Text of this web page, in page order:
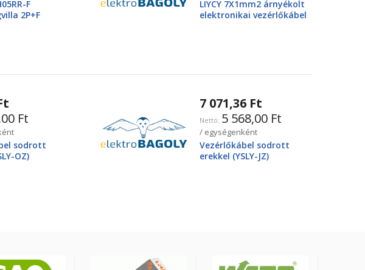
F
2P+F
LIYCY 7X1mm2 árnyékolt
elektronikai vezérlőkábel
Ft
sodrott
OZ)
7 071,36 Ft
5 568,00 Ft
/ egységenként
Vezérlőkábel sodrott
erekkel (YSLY-JZ)